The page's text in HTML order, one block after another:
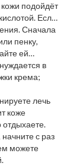
подойдёт
Если
Сначала
пенку,
ей
по в
крема;
лечь
коже
отдыхаете.
с раз
можете